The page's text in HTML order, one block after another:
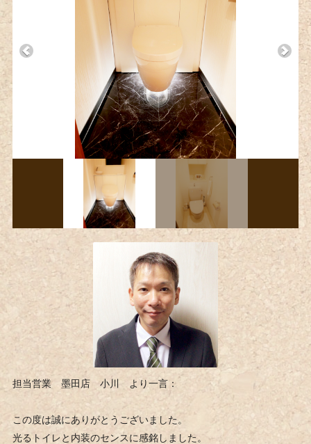
担当営業 墨田店 小川 より一言：
この度は誠にありがとうございました。
光るトイレと内装のセンスに感銘しました。